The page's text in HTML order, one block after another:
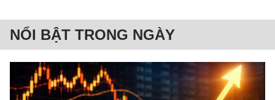
NỔI BẬT TRONG NGÀY